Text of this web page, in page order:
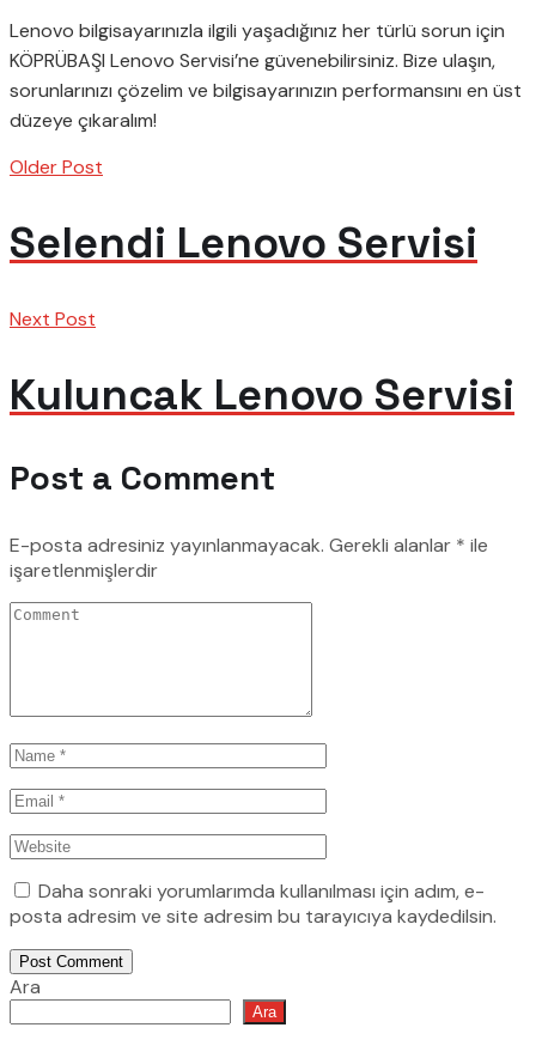
Lenovo bilgisayarınızla ilgili yaşadığınız her türlü sorun için
KÖPRÜBAŞI Lenovo Servisi’ne güvenebilirsiniz. Bize ulaşın,
sorunlarınızı çözelim ve bilgisayarınızın performansını en üst
düzeye çıkaralım!
Older Post
Selendi Lenovo Servisi
Next Post
Kuluncak Lenovo Servisi
Post a Comment
E-posta adresiniz yayınlanmayacak. Gerekli alanlar * ile
işaretlenmişlerdir
Daha sonraki yorumlarımda kullanılması için adım, e-
posta adresim ve site adresim bu tarayıcıya kaydedilsin.
Post Comment
Ara
Ara